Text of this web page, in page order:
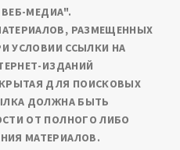
ВЕБ-МЕДИА".
РАЗМЕЩЕННЫХ
УСЛОВИИ ССЫЛКИ НА
ИЗДАНИЙ
ДЛЯ ПОИСКОВЫХ
ДОЛЖНА БЫТЬ
ОТ ПОЛНОГО ЛИБО
МАТЕРИАЛОВ.